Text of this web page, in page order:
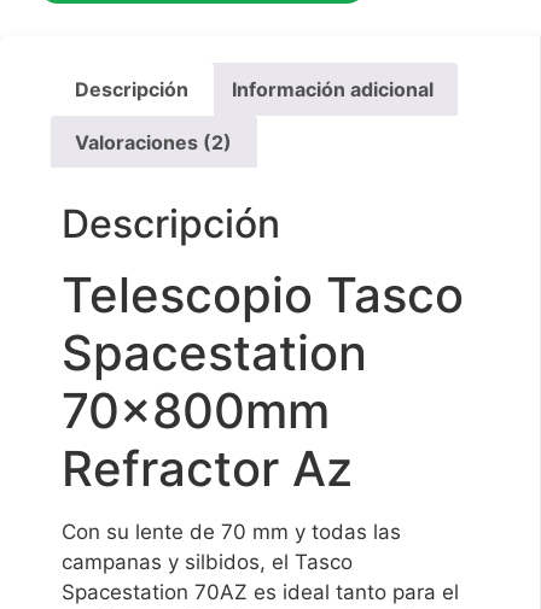
Descripción Información adicional
Valoraciones (2)
Descripción
Telescopio Tasco
Spacestation
70x800mm
Refractor Az
Con su lente de 70 mm y todas las
campanas y silbidos, el Tasco
Spacestation 70AZ es ideal tanto para el